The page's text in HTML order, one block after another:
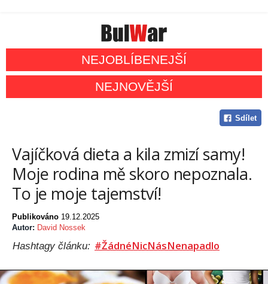
NEJOBLÍBENEJŠÍ
NEJNOVĚJŠÍ
Sdílet
Vajíčková dieta a kila zmizí samy!
Moje rodina mě skoro nepoznala.
To je moje tajemství!
Publikováno 19.12.2025
Autor: David Nossek
Hashtagy článku: #ŽádnéNicNásNenapadlo